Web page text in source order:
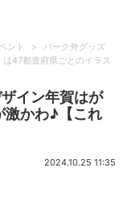
ント >
パーク外グッズ
47都道府県ごとのイラス
イン年賀はが
激かわ♪【これ
2024.10.25 11:35